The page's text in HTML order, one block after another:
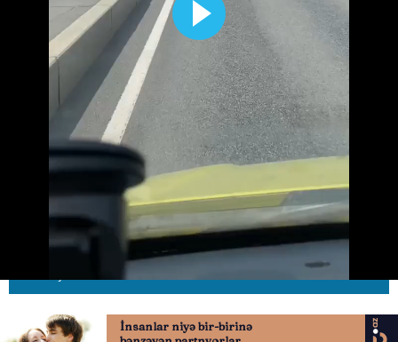
Avtomobil sürücüsü təcili tibbi
yardıma yol vermədi
AVTOSFERTV ABUNƏ OL